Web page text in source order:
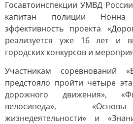
Госавтоинспекции УМВД
капитан полиции Нонна
эффективность проекта
реализуется уже 16 лет и
городских конкурсов и
Участникам соревнований
предстояло пройти четыре
дорожного движения»,
велосипеда»,
жизнедеятельности» и